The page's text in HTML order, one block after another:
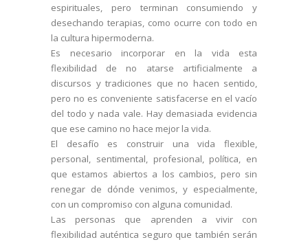
espirituales, pero terminan consumiendo y
desechando terapias, como ocurre con todo en
la cultura hipermoderna.
Es necesario incorporar en la vida esta
flexibilidad de no atarse artificialmente a
discursos y tradiciones que no hacen sentido,
pero no es conveniente satisfacerse en el vacío
del todo y nada vale. Hay demasiada evidencia
que ese camino no hace mejor la vida.
El desafío es construir una vida flexible,
personal, sentimental, profesional, política, en
que estamos abiertos a los cambios, pero sin
renegar de dónde venimos, y especialmente,
con un compromiso con alguna comunidad.
Las personas que aprenden a vivir con
flexibilidad auténtica seguro que también serán